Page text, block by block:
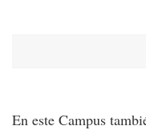
En este Campus